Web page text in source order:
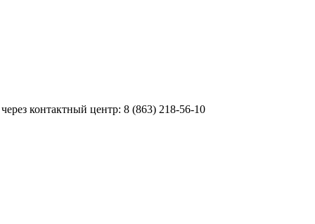
контактный центр: 8 (863) 218-56-10